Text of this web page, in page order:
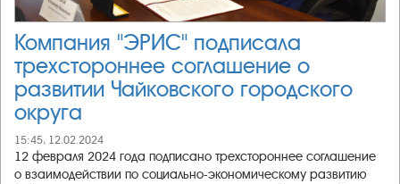
Компания "ЭРИС" подписала
трехстороннее соглашение о
развитии Чайковского городского
округа
15:45, 12.02.2024
12 февраля 2024 года подписано трехстороннее соглашение
о взаимодействии по социально-экономическому развитию